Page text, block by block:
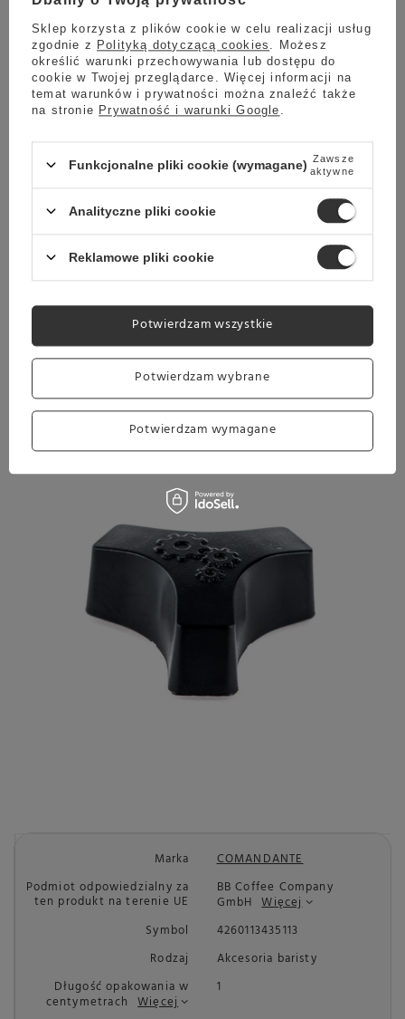
Pokrętło regulacji stopnia mielenia do młynka
wykonane z tworzywa sztucznego i sprawdzi się jako część
zamienna do Twojego młynka Comandante.
Matriał: Tworzywo sztuczne
Przeznaczenie: Młynki Comandante C40
Marka
COMANDANTE
Podmiot odpowiedzialny za
ten produkt na terenie UE
BB Coffee Company
GmbH Więcej
Symbol
4260113435113
Rodzaj
Akcesoria baristy
Długość opakowania w
centymetrach Więcej
1
Sklep korzysta z plików cookie w celu realizacji usług
zgodnie z Polityką dotyczącą cookies
. Możesz
określić warunki przechowywania lub dostępu do
cookie w Twojej przeglądarce. Więcej informacji na
temat warunków i prywatności można znaleźć także
na stronie Prywatność i warunki Google
Funkcjonalne pliki cookie (wymagane) Zawsze
aktywne
Analityczne pliki cookie
Reklamowe pliki cookie
Potwierdzam wybrane
Potwierdzam wymagane
Potwierdzam wszystkie